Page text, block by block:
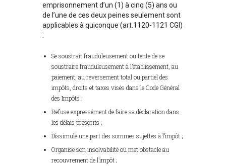
emprisonnement d’un (1) à cinq (5) ans ou
de l’une de ces deux peines seulement sont
applicables à quiconque (art.1120-1121 CGI)
:
Se soustrait frauduleusement ou tente de se
soustraire frauduleusement à l’établissement, au
paiement, au reversement total ou partiel des
impôts, droits et taxes visés dans le Code Général
des Impôts ;
Refuse expressément de faire sa déclaration dans
les délais prescrits ;
Dissimule une part des sommes sujettes à l’impôt ;
Organise son insolvabilité où met obstacle au
recouvrement de l’impôt ;